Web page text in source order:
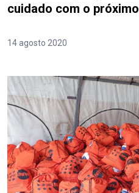
cuidado com o próximo
14 agosto 2020